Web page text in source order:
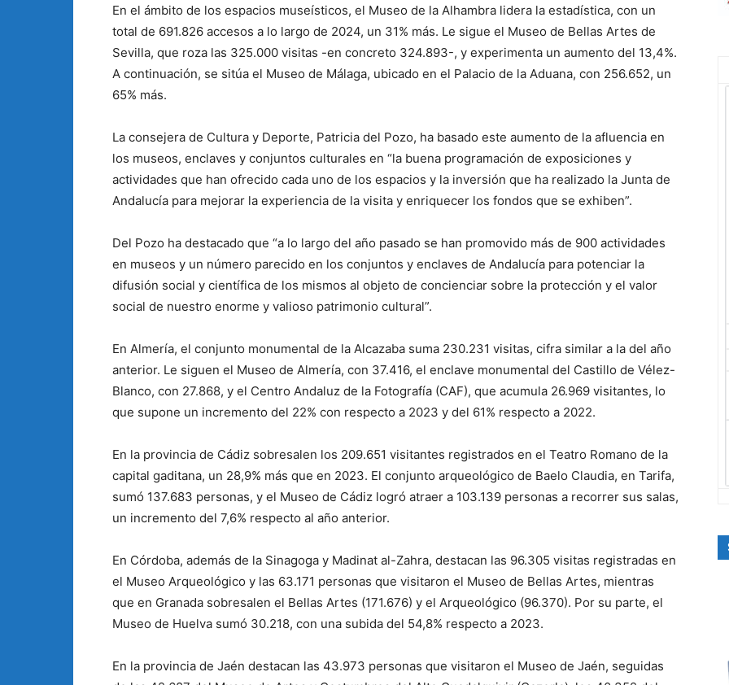
En el ámbito de los espacios museísticos, el Museo de la Alhambra lidera la estadística, con un
total de 691.826 accesos a lo largo de 2024, un 31% más. Le sigue el Museo de Bellas Artes de
Sevilla, que roza las 325.000 visitas -en concreto 324.893-, y experimenta un aumento del 13,4%.
A continuación, se sitúa el Museo de Málaga, ubicado en el Palacio de la Aduana, con 256.652, un
65% más.
La consejera de Cultura y Deporte, Patricia del Pozo, ha basado este aumento de la afluencia en
los museos, enclaves y conjuntos culturales en “la buena programación de exposiciones y
actividades que han ofrecido cada uno de los espacios y la inversión que ha realizado la Junta de
Andalucía para mejorar la experiencia de la visita y enriquecer los fondos que se exhiben”.
Del Pozo ha destacado que “a lo largo del año pasado se han promovido más de 900 actividades
en museos y un número parecido en los conjuntos y enclaves de Andalucía para potenciar la
difusión social y científica de los mismos al objeto de concienciar sobre la protección y el valor
social de nuestro enorme y valioso patrimonio cultural”.
En Almería, el conjunto monumental de la Alcazaba suma 230.231 visitas, cifra similar a la del año
anterior. Le siguen el Museo de Almería, con 37.416, el enclave monumental del Castillo de Vélez-
Blanco, con 27.868, y el Centro Andaluz de la Fotografía (CAF), que acumula 26.969 visitantes, lo
que supone un incremento del 22% con respecto a 2023 y del 61% respecto a 2022.
En la provincia de Cádiz sobresalen los 209.651 visitantes registrados en el Teatro Romano de la
capital gaditana, un 28,9% más que en 2023. El conjunto arqueológico de Baelo Claudia, en Tarifa,
sumó 137.683 personas, y el Museo de Cádiz logró atraer a 103.139 personas a recorrer sus salas,
un incremento del 7,6% respecto al año anterior.
En Córdoba, además de la Sinagoga y Madinat al-Zahra, destacan las 96.305 visitas registradas en
el Museo Arqueológico y las 63.171 personas que visitaron el Museo de Bellas Artes, mientras
que en Granada sobresalen el Bellas Artes (171.676) y el Arqueológico (96.370). Por su parte, el
Museo de Huelva sumó 30.218, con una subida del 54,8% respecto a 2023.
En la provincia de Jaén destacan las 43.973 personas que visitaron el Museo de Jaén, seguidas